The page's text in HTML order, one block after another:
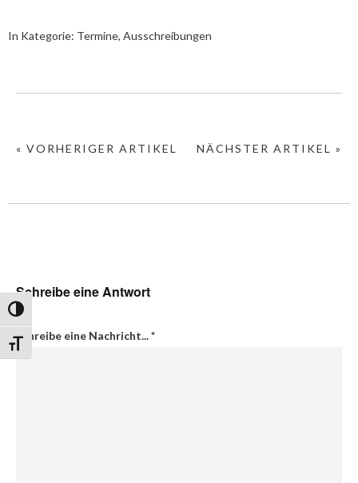
Umschalten auf hohe Kontraste
Schrift vergrößern
In Kategorie: Termine, Ausschreibungen
NÄCHSTER ARTIKEL »
« VORHERIGER ARTIKEL
Schreibe eine Antwort
Schreibe eine Nachricht...*